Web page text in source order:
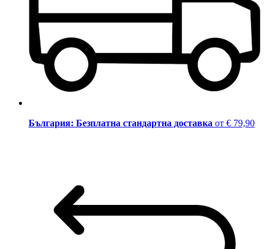
България: Безплатна стандартна доставка от € 79,90